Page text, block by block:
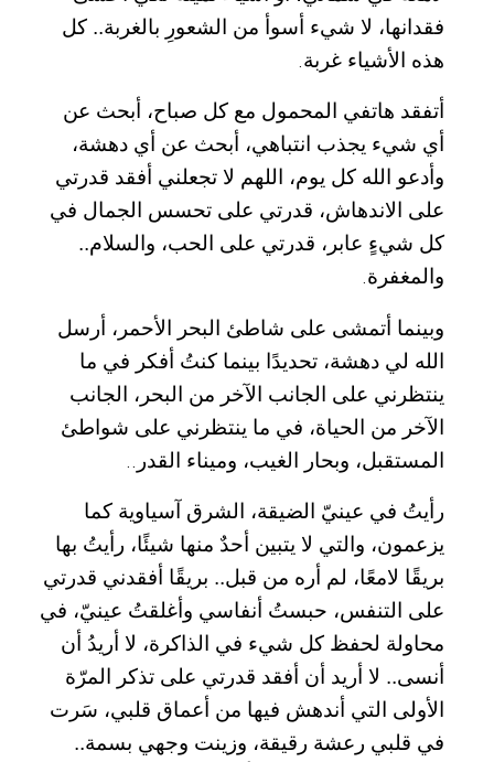
فقدانها، لا شيء أسوأ من الشعورِ بالغربة.. كل
هذه الأشياء غربة.
أتفقد هاتفي المحمول مع كل صباح، أبحث عن
أي شيء يجذب انتباهي، أبحث عن أي دهشة،
وأدعو الله كل يوم، اللهم لا تجعلني أفقد قدرتي
على الاندهاش، قدرتي على تحسس الجمال في
كل شيءٍ عابر، قدرتي على الحب، والسلام..
والمغفرة.
وبينما أتمشى على شاطئ البحر الأحمر، أرسل
الله لي دهشة، تحديدًا بينما كنتُ أفكر في ما
ينتظرني على الجانب الآخر من البحر، الجانب
الآخر من الحياة، في ما ينتظرني على شواطئ
المستقبل، وبحار الغيب، وميناء القدر ..
رأيتُ في عينيّ الضيقة، الشرق آسياوية كما
يزعمون، والتي لا يتبين أحدٌ منها شيئًا، رأيتُ بها
بريقًا لامعًا، لم أره من قبل.. بريقًا أفقدني قدرتي
على التنفس، حبستُ أنفاسي وأغلقتُ عينيّ، في
محاولة لحفظ كل شيء في الذاكرة، لا أريدُ أن
أنسى.. لا أريد أن أفقد قدرتي على تذكر المرّة
الأولى التي أندهش فيها من أعماق قلبي، سَرت
في قلبي رعشة رقيقة، وزينت وجهي بسمة..